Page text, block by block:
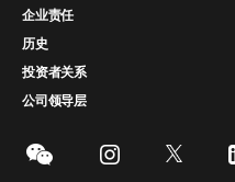
企业责任
历史
投资者关系
公司领导层